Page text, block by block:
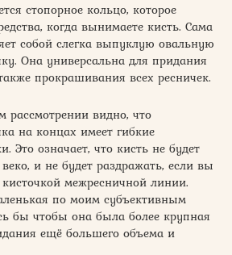
стопорное кольцо, которое
когда вынимаете кисть. Сама
собой слегка выпуклую овальную
Она универсальна для придания
прокрашивания всех ресничек.
рассмотрении видно, что
на концах имеет гибкие
Это означает, что кисть не будет
и не будет раздражать, если вы
кисточкой межресничной линии.
по моим субъективным
бы чтобы она была более крупная
ещё большего объема и